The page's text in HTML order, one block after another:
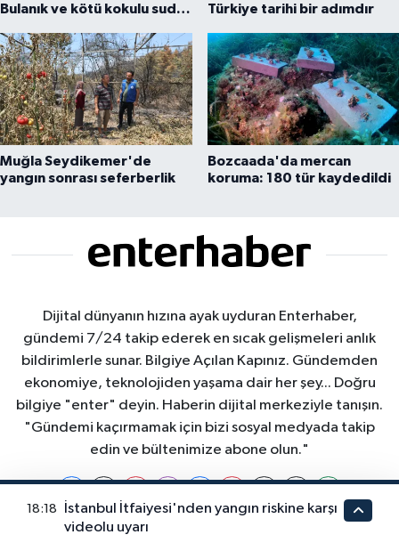
Bulanık ve kötü kokulu suda
Türkiye tarihi bir adımdır
Muğla Seydikemer'de
yangın sonrası seferberlik
Bozcaada'da mercan
koruma: 180 tür kaydedildi
Dijital dünyanın hızına ayak uyduran Enterhaber,
gündemi 7/24 takip ederek en sıcak gelişmeleri anlık
bildirimlerle sunar. Bilgiye Açılan Kapınız. Gündemden
ekonomiye, teknolojiden yaşama dair her şey... Doğru
bilgiye "enter" deyin. Haberin dijital merkeziyle tanışın.
"Gündemi kaçırmamak için bizi sosyal medyada takip
edin ve bültenimize abone olun."
18:18
İstanbul İtfaiyesi'nden yangın riskine karşı
videolu uyarı